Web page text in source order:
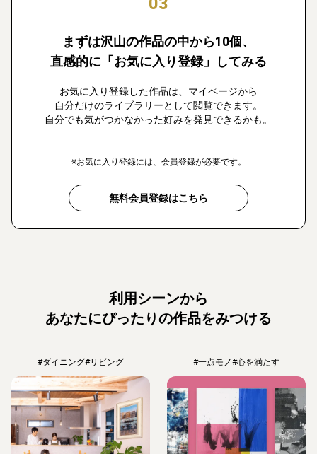
まずは沢山の作品の中から10個、
直感的に「お気に入り登録」してみる
お気に入り登録した作品は、マイページから
自分だけのライブラリーとして閲覧できます。
自分でも気がつかなかった好みを発見できるかも。
※お気に入り登録には、会員登録が必要です。
無料会員登録はこちら
利用シーンから
あなたにぴったりの作品をみつける
#ダイニング#リビング #一点モノ#心を満たす